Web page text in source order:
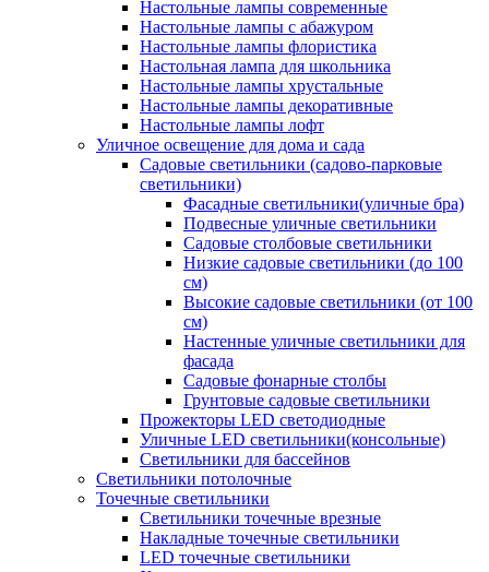
Настольные лампы современные
Настольные лампы с абажуром
Настольные лампы флористика
Настольная лампа для школьника
Настольные лампы хрустальные
Настольные лампы декоративные
Настольные лампы лофт
Уличное освещение для дома и сада
Садовые светильники (садово-парковые
светильники)
Фасадные светильники(уличные бра)
Подвесные уличные светильники
Садовые столбовые светильники
Низкие садовые светильники (до 100
см)
Высокие садовые светильники (от 100
см)
Настенные уличные светильники для
фасада
Садовые фонарные столбы
Грунтовые садовые светильники
Прожекторы LED светодиодные
Уличные LED светильники(консольные)
Светильники для бассейнов
Светильники потолочные
Точечные светильники
Светильники точечные врезные
Накладные точечные светильники
LED точечные светильники